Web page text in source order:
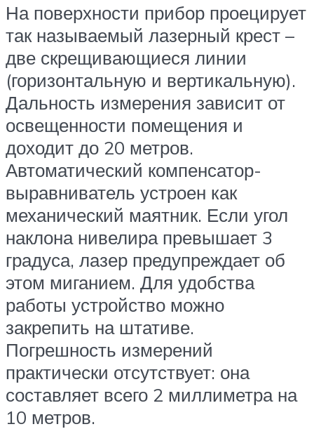
На поверхности прибор проецирует
так называемый лазерный крест ­–
две скрещивающиеся линии
(горизонтальную и вертикальную).
Дальность измерения зависит от
освещенности помещения и
доходит до 20 метров.
Автоматический компенсатор-
выравниватель устроен как
механический маятник. Если угол
наклона нивелира превышает 3
градуса, лазер предупреждает об
этом миганием. Для удобства
работы устройство можно
закрепить на штативе.
Погрешность измерений
практически отсутствует: она
составляет всего 2 миллиметра на
10 метров.